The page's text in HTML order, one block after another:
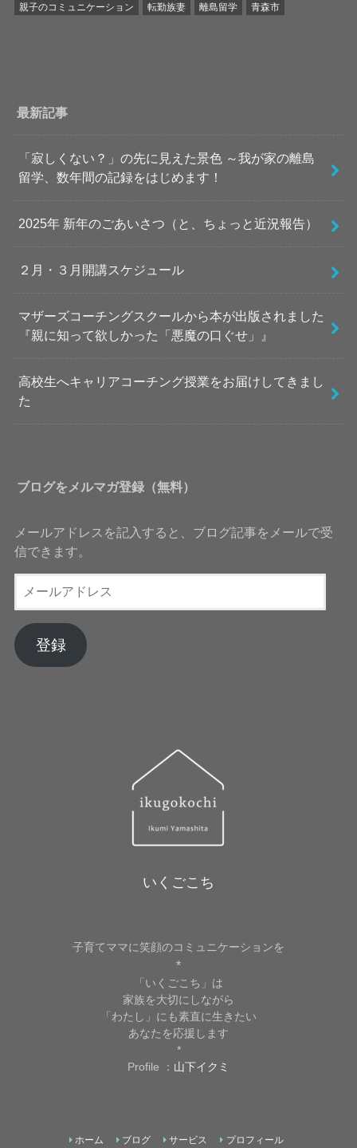
親子のコミュニケーション
転勤族妻 離島留学 青森市
最新記事
「寂しくない？」の先に見えた景色 ～我が家の離島
留学、数年間の記録をはじめます！
2025年 新年のごあいさつ（と、ちょっと近況報告）
２月・３月開講スケジュール
マザーズコーチングスクールから本が出版されました
『親に知って欲しかった「悪魔の口ぐせ」』
高校生へキャリアコーチング授業をお届けしてきまし
た
ブログをメルマガ登録（無料）
メールアドレスを記入すると、ブログ記事をメールで受
信できます。
ー
ア
ド
登録
いくごこち
子育てママに笑顔のコミュニケーションを
*
「いくごこち」は
家族を大切にしながら
「わたし」にも素直に生きたい
あなたを応援します
*
Profile ： 山下イクミ
ホーム ブログ サービス プロフィール